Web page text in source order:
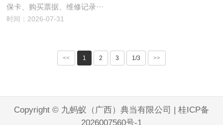
保卡、购买票据、维修记录···
时间：2026-07-31
<< 1 2 3 1/3 >>
Copyright © 九蚂蚁（广西）典当有限公司 | 桂ICP备
2026007560号-1